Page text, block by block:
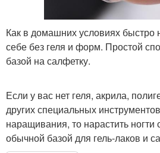
Как в домашних условиях быстро
себе без геля и форм. Простой
базой на салфетку.
Если у вас нет геля, акрила,
других специальных
наращивания, то нарастить
обычной базой для гель-лаков и